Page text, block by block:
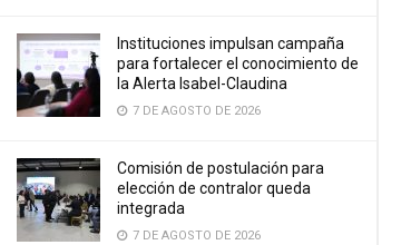
Instituciones impulsan campaña
para fortalecer el conocimiento de
la Alerta Isabel-Claudina
7 DE AGOSTO DE 2026
Comisión de postulación para
elección de contralor queda
integrada
7 DE AGOSTO DE 2026